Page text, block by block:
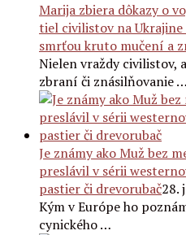
Marija zbiera dôkazy o
tiel civilistov na
smrťou kruto mučení a
Nielen vraždy civilistov,
zbraní či znásilňovanie …
Je známy ako Muž bez
preslávil v sérii
pastier či drevorubač28.
Kým v Európe ho
cynického …